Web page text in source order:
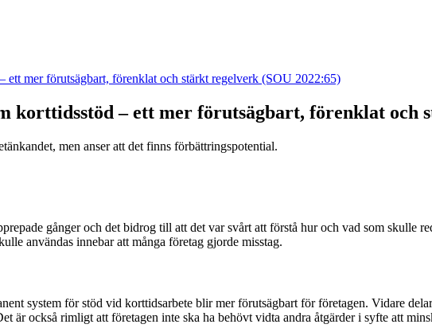
mer förutsägbart, förenklat och stärkt regelverk (SOU 2022:65)
korttidsstöd – ett mer förutsägbart, förenklat och
men anser att det finns förbättringspotential.
gånger och det bidrog till att det var svårt att förstå hur och vad som skulle
användas innebar att många företag gjorde misstag.
system för stöd vid korttidsarbete blir mer förutsägbart för företagen. Vidare
är också rimligt att företagen inte ska ha behövt vidta andra åtgärder i syfte att